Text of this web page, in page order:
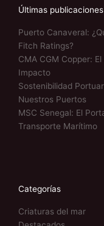
Últimas publicaciones
Puerto Canaveral:
Fitch Ratings?
CMA CGM Copper:
Impacto
Sostenibilidad
Nuestros Puertos
MSC Senegal: El
Transporte Marítimo
Categorías
Criaturas del mar